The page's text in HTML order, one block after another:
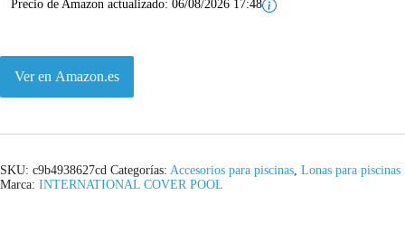
Precio de Amazon actualizado: 06/08/2026 17:48
Ver en Amazon.es
SKU: c9b4938627cd Categorías: Accesorios para piscinas, Lonas para piscinas
Marca: INTERNATIONAL COVER POOL